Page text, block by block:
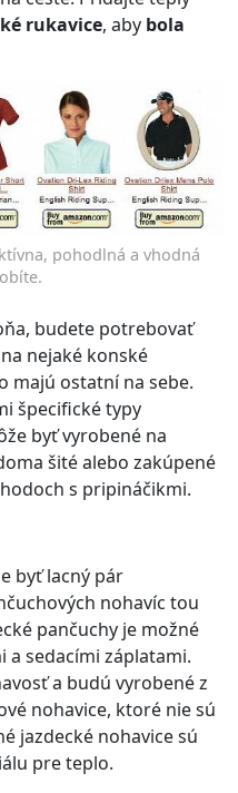
rukavice, aby bola
pohodlná a vhodná
budete potrebovať
nejaké konské
majú ostatní na sebe.
špecifické typy
byť vyrobené na
šité alebo zakúpené
s pripináčikmi.
byť lacný pár
nohavíc tou
pančuchy je možné
a sedacími záplatami.
a budú vyrobené z
nohavice, ktoré nie sú
jazdecké nohavice sú
pre teplo.